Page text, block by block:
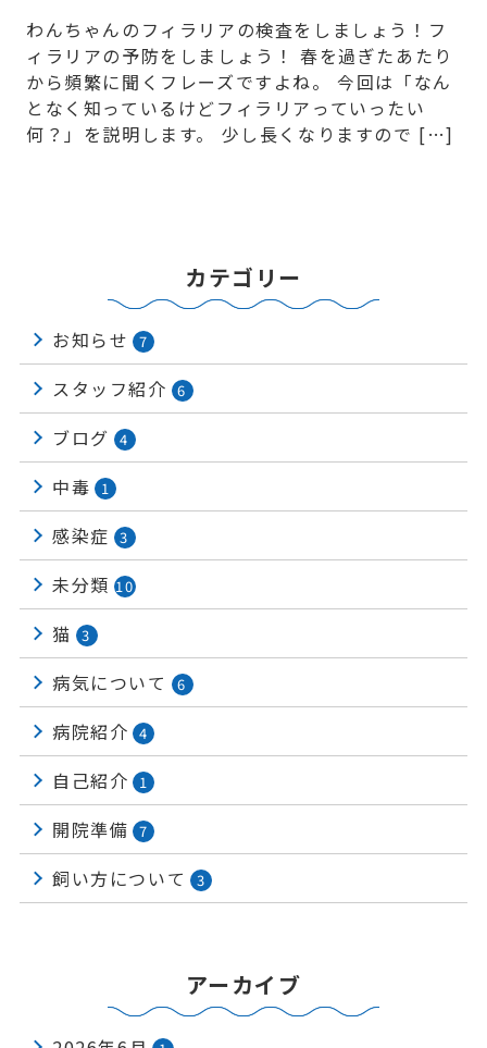
わんちゃんのフィラリアの検査をしましょう！フ
ィラリアの予防をしましょう！ 春を過ぎたあたり
から頻繁に聞くフレーズですよね。 今回は「なん
となく知っているけどフィラリアっていったい
何？」を説明します。 少し長くなりますので […]
カテゴリー
お知らせ 7
スタッフ紹介 6
ブログ 4
中毒 1
感染症 3
未分類 10
猫 3
病気について 6
病院紹介 4
自己紹介 1
開院準備 7
飼い方について 3
アーカイブ